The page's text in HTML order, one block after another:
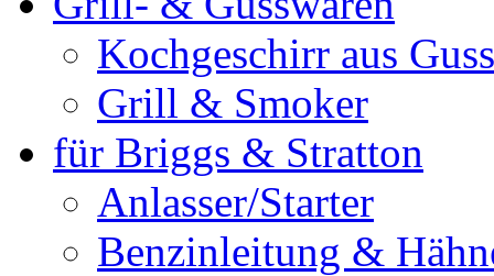
Kochgeschirr aus
Grill & Smoker
für Briggs & Stratton
Anlasser/Starter
Benzinleitung &